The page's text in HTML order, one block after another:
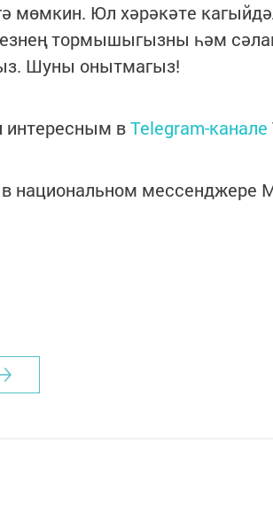
мөмкин. Юл хәрәкәте
тормышыгызны һәм
Шуны онытмагыз!
вTelegram-канале
в национальном мессенджере